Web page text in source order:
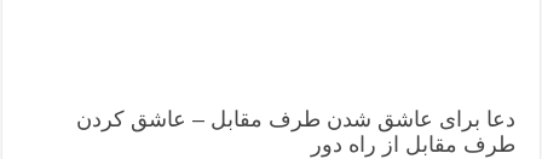
دعا برای عاشق شدن طرف مقابل – عاشق کردن
طرف مقابل از راه دور